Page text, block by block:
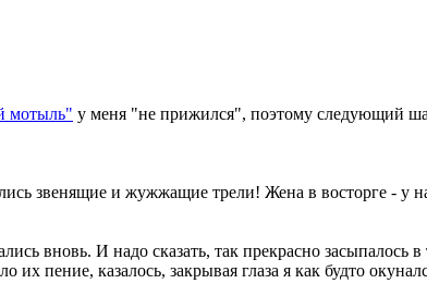
мотыль" у меня "не прижился", поэтому следующий
звенящие и жужжащие трели! Жена в восторге - у
вновь. И надо сказать, так прекрасно засыпалось в
пение, казалось, закрывая глаза я как будто